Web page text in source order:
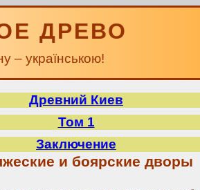
ДРЕВО
– українською!
Древний Киев
Том 1
Заключение
и боярские дворы